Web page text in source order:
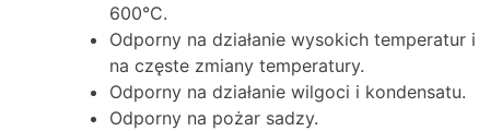
600°C.
Odporny na działanie wysokich temperatur i
na częste zmiany temperatury.
Odporny na działanie wilgoci i kondensatu.
Odporny na pożar sadzy.